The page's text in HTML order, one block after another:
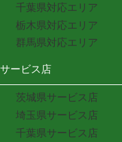
千葉県対応エリア
栃木県対応エリア
群馬県対応エリア
サービス店
茨城県サービス店
埼玉県サービス店
千葉県サービス店